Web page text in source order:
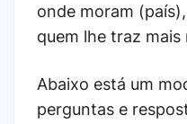
onde moram
quem lhe traz mais
Abaixo está um
perguntas e